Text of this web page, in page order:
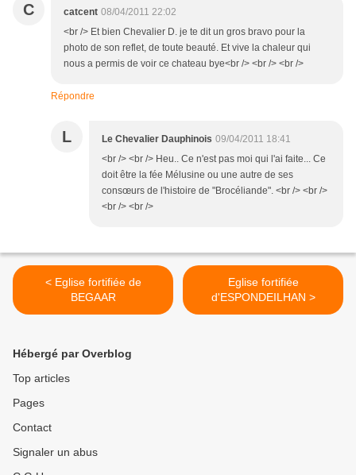
C catcent 08/04/2011 22:02
<br /> Et bien Chevalier D. je te dit un gros bravo pour la
photo de son reflet, de toute beauté. Et vive la chaleur qui
nous a permis de voir ce chateau bye<br /> <br /> <br />
Répondre
L Le Chevalier Dauphinois 09/04/2011 18:41
<br /> <br /> Heu.. Ce n'est pas moi qui l'ai faite... Ce
doit être la fée Mélusine ou une autre de ses
consœurs de l'histoire de "Brocéliande". <br /> <br />
<br /> <br />
< Eglise fortifiée de
BEGAAR
Eglise fortifiée
d'ESPONDEILHAN >
Hébergé par Overblog
Top articles
Pages
Contact
Signaler un abus